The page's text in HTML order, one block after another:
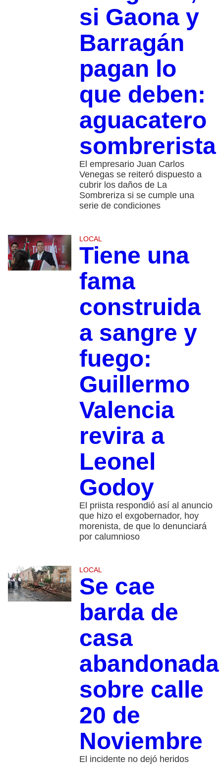
si Gaona y
Barragán
pagan lo
que deben:
aguacatero
sombrerista
El empresario Juan Carlos
Venegas se reiteró dispuesto a
cubrir los daños de La
Sombreriza si se cumple una
serie de condiciones
LOCAL
Tiene una
fama
construida
a sangre y
fuego:
Guillermo
Valencia
revira a
Leonel
Godoy
El priista respondió así al anuncio
que hizo el exgobernador, hoy
morenista, de que lo denunciará
por calumnioso
LOCAL
Se cae
barda de
casa
abandonada
sobre calle
20 de
Noviembre
El incidente no dejó heridos